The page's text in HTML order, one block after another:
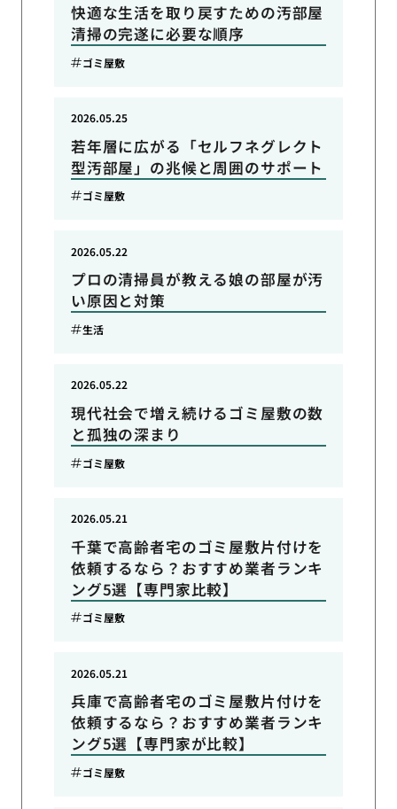
快適な生活を取り戻すための汚部屋
清掃の完遂に必要な順序
ゴミ屋敷
若年層に広がる「セルフネグレクト
型汚部屋」の兆候と周囲のサポート
2026.05.25
ゴミ屋敷
プロの清掃員が教える娘の部屋が汚
い原因と対策
2026.05.22
生活
現代社会で増え続けるゴミ屋敷の数
と孤独の深まり
2026.05.22
ゴミ屋敷
千葉で高齢者宅のゴミ屋敷片付けを
依頼するなら？おすすめ業者ランキ
ング5選【専門家比較】
2026.05.21
ゴミ屋敷
兵庫で高齢者宅のゴミ屋敷片付けを
依頼するなら？おすすめ業者ランキ
ング5選【専門家が比較】
2026.05.21
ゴミ屋敷